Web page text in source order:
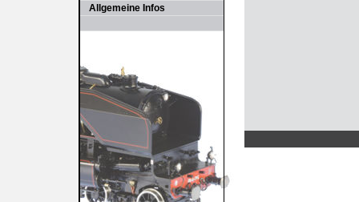
Allgemeine Infos